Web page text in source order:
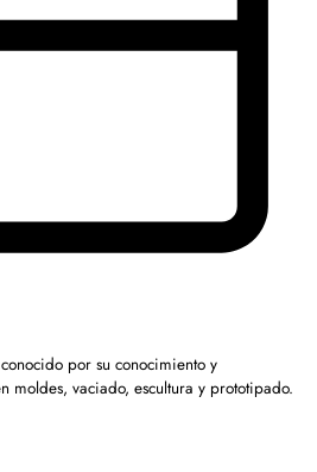
por su conocimiento y
moldes, vaciado, escultura y prototipado.